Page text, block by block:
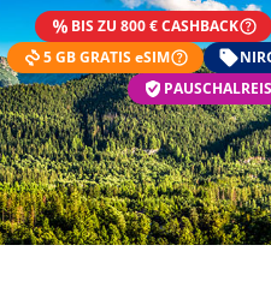
BIS ZU 800 € CASHBACK
5 GB GRATIS eSIM